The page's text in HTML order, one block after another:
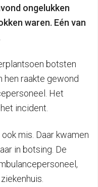
ongelukken
waren. Eén van
botsten
hen raakte gewond
Het
incident.
mis. Daar kwamen
in botsing. De